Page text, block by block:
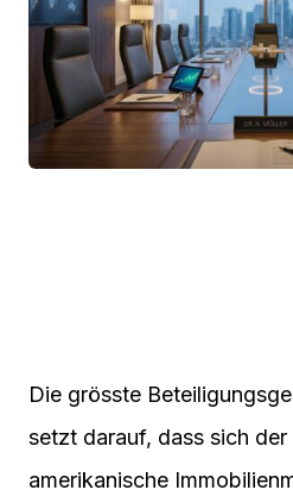
Die grösste
setzt darauf, dass sich
amerikanische